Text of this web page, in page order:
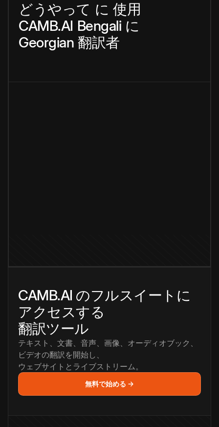
どうやって に 使用
CAMB.AI Bengali に
Georgian 翻訳者
CAMB.AI のフルスイートに
アクセスする
翻訳ツール
テキスト、文書、音声、画像、オーディオブック、
ビデオの翻訳を開始し、
ウェブサイトとライブストリーム。
無料で始める →